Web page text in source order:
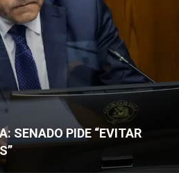
SENADO PIDE “EVITAR